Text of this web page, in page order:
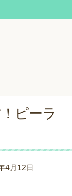
ピーラ
4月12日